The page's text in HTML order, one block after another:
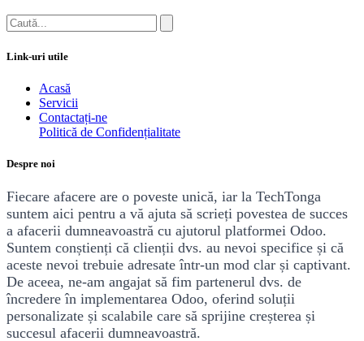
Link-uri utile
Acasă
Servicii
Contactați-ne
Politică de Confidențialitate
Despre noi
Fiecare afacere are o poveste unică, iar la TechTonga
suntem aici pentru a vă ajuta să sc​rieți povestea de succes
a afacerii dumneavoastră cu ajutorul platformei Odoo.
Suntem conștienți că clienții dvs. au nevoi specifice și că
aceste nevoi trebuie adresate într-un mod clar și captivant.
De aceea, ne-am angajat să fim partenerul dvs. de
încredere în implementarea Odoo, oferind soluții
personalizate și scalabile care să sprijine creșterea și
succesul afacerii dumneavoastră.